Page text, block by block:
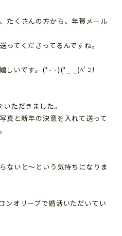
たくさんの方から、年賀メール
ってくださってるんですね。
いです。(*- -)(*_ _)ﾍﾟｺﾘ
ただきました。
真と新年の決意を入れて送って
ないと～という気持ちになりま
ンオリーブで婚活いただいてい